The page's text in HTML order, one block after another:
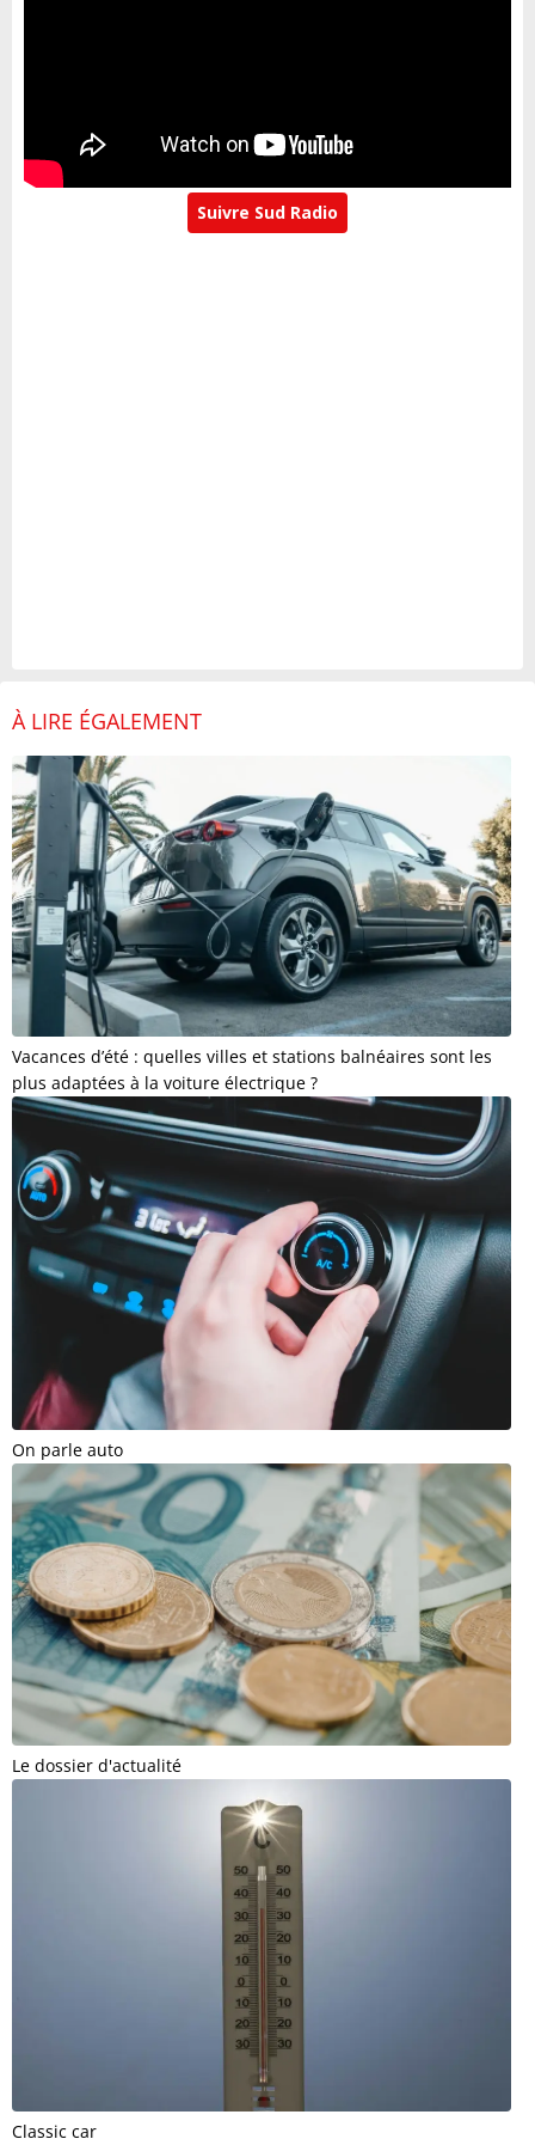
Suivre Sud Radio
À LIRE ÉGALEMENT
Vacances d’été : quelles villes et stations balnéaires sont les
plus adaptées à la voiture électrique ?
On parle auto
Le dossier d'actualité
Classic car